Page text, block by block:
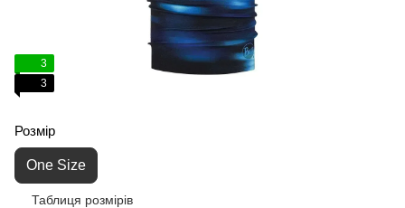
3
3
Розмір
One Size
Таблиця розмірів